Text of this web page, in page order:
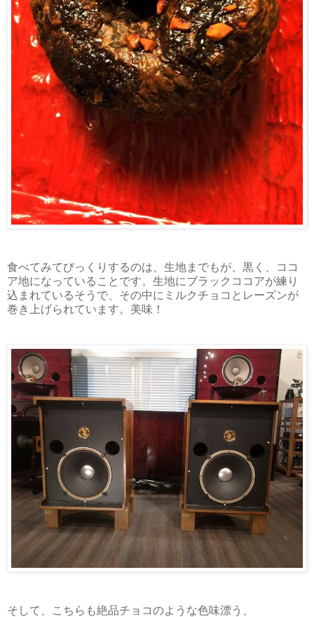
食べてみてびっくりするのは、生地までもが、黒く、ココ
ア地になっていることです。生地にブラックココアが練り
込まれているそうで、その中にミルクチョコとレーズンが
巻き上げられています。美味！
そして、こちらも絶品チョコのような色味漂う、